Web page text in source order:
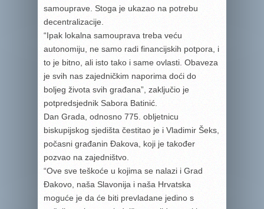
samouprave. Stoga je ukazao na potrebu
decentralizacije.
“Ipak lokalna samouprava treba veću
autonomiju, ne samo radi financijskih potpora, i
to je bitno, ali isto tako i same ovlasti. Obaveza
je svih nas zajedničkim naporima doći do
boljeg života svih građana”, zaključio je
potpredsjednik Sabora Batinić.
Dan Grada, odnosno 775. obljetnicu
biskupijskog sjedišta čestitao je i Vladimir Šeks,
počasni građanin Đakova, koji je također
pozvao na zajedništvo.
“Ove sve teškoće u kojima se nalazi i Grad
Đakovo, naša Slavonija i naša Hrvatska
moguće je da će biti prevladane jedino s